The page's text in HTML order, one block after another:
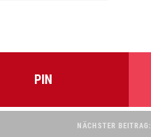
PIN
NÄCHSTER BEITRAG: